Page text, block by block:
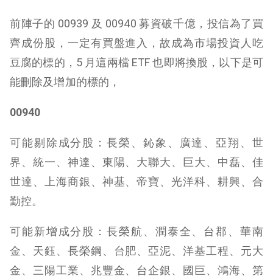
前陣子的 00939 及 00940 募資破千億，投信為了買
齊成份股，一定有買盤進入，故成為市場投資人吃
豆腐的標的，5 月這兩檔 ETF 也即將換股，以下是可
能刪除及增加的標的，
00940
可能剔除成分股：長榮、鈊象、廣達、亞翔、世
界、統一、神達、東陽、大聯大、巨大、中磊、佳
世達、上海商銀、神基、帝寶、光洋科、耕興、合
勤控。
可能新增成分股：長榮航、潤泰全、台郡、華南
金、天鈺、長榮鋼、台肥、亞泥、洋基工程、元大
金、三陽工業、兆豐金、台企銀、國巨、鴻海、第